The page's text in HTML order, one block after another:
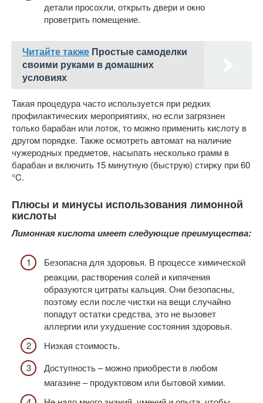
детали просохли, открыть двери и окно
проветрить помещение.
Читайте также Простые самоделки
своими руками в домашних
условиях
Такая процедура часто используется при редких
профилактических мероприятиях, но если загрязнен
только барабан или лоток, то можно применить кислоту в
другом порядке. Также осмотреть автомат на наличие
чужеродных предметов, насыпать несколько грамм в
барабан и включить 15 минутную (быструю) стирку при 60
°C.
Плюсы и минусы использования лимонной
кислоты
Лимонная кислота имеет следующие преимущества:
Безопасна для здоровья. В процессе химической
реакции, растворения солей и кипячения
образуются цитраты кальция. Они безопасны,
поэтому если после чистки на вещи случайно
попадут остатки средства, это не вызовет
аллергии или ухудшение состояния здоровья.
Низкая стоимость.
Доступность – можно приобрести в любом
магазине – продуктовом или бытовой химии.